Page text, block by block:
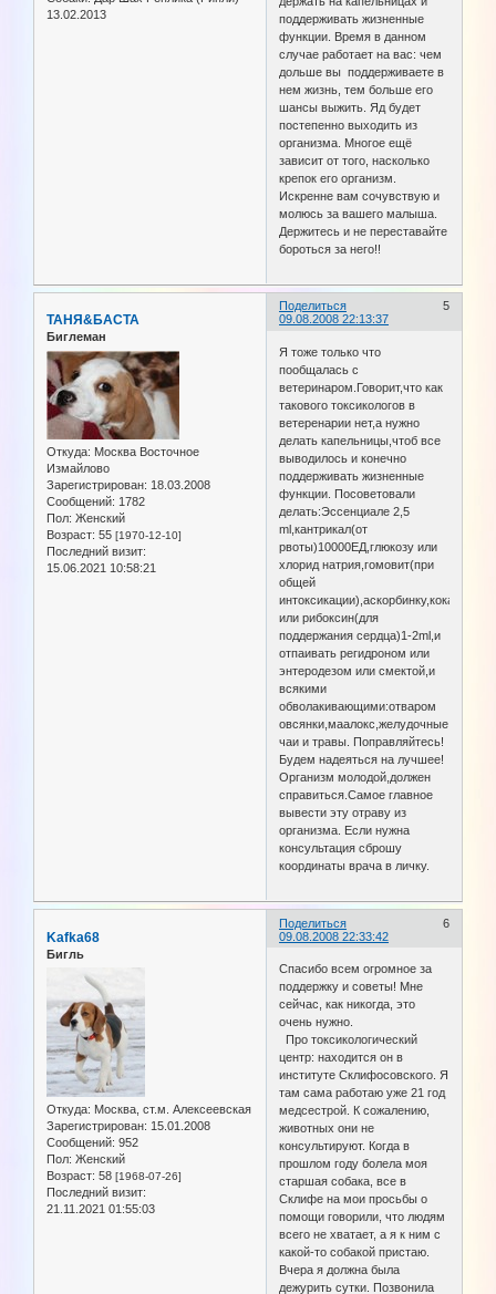
13.02.2013
поддерживать жизненные
функции. Время в данном
случае работает на вас: чем
дольше вы поддерживаете в
нем жизнь, тем больше его
шансы выжить. Яд будет
постепенно выходить из
организма. Многое ещё
зависит от того, насколько
крепок его организм.
Искренне вам сочувствую и
молюсь за вашего малыша.
Держитесь и не переставайте
бороться за него!!
Поделиться
5
09.08.2008 22:13:37
ТАНЯ&БАСТА
Биглеман
Откуда: Москва Восточное
Измайлово
Зарегистрирован: 18.03.2008
Сообщений: 1782
Пол: Женский
Возраст: 55 [1970-12-10]
Последний визит:
15.06.2021 10:58:21
Я тоже только что
пообщалась с
ветеринаром.Говорит,что как
такового токсикологов в
ветеренарии нет,а нужно
делать капельницы,чтоб все
выводилось и конечно
поддерживать жизненные
функции. Посоветовали
делать:Эссенциале 2,5
ml,кантрикал(от
рвоты)10000ЕД,глюкозу или
хлорид натрия,гомовит(при
общей
или рибоксин(для
поддержания сердца)1-2ml,и
отпаивать регидроном или
энтеродезом или смектой,и
всякими
обволакивающими:отваром
овсянки,маалокс,желудочные
чаи и травы. Поправляйтесь!
Будем надеяться на лучшее!
Организм молодой,должен
справиться.Самое главное
вывести эту отраву из
организма. Если нужна
консультация сброшу
координаты врача в личку.
Поделиться
6
09.08.2008 22:33:42
Kafka68
Бигль
Откуда: Москва, ст.м. Алексеевская
Зарегистрирован: 15.01.2008
Сообщений: 952
Пол: Женский
Возраст: 58 [1968-07-26]
Последний визит:
21.11.2021 01:55:03
Спасибо всем огромное за
поддержку и советы! Мне
сейчас, как никогда, это
очень нужно.
Про токсикологический
центр: находится он в
институте Склифосовского. Я
там сама работаю уже 21 год
медсестрой. К сожалению,
животных они не
консультируют. Когда в
прошлом году болела моя
старшая собака, все в
Склифе на мои просьбы о
помощи говорили, что людям
всего не хватает, а я к ним с
какой-то собакой пристаю.
Вчера я должна была
дежурить сутки. Позвонила